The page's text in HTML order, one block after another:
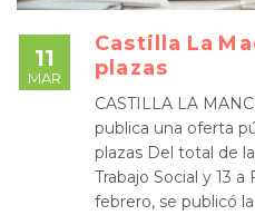
11
MAR
Castilla La
plazas
CASTILLA LA
publica una oferta
plazas Del total de
Trabajo Social y 13
febrero, se publicó